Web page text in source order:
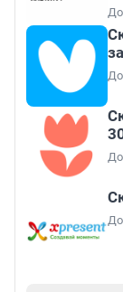
До
До
До
До